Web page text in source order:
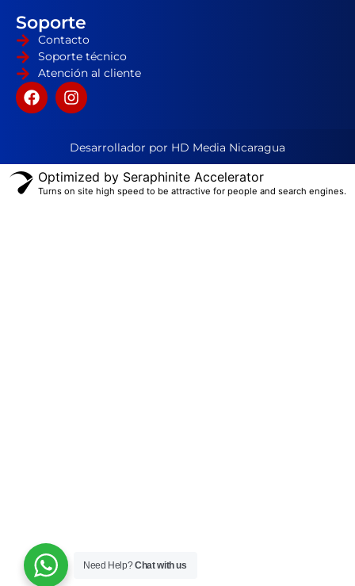
Soporte
Contacto
Soporte técnico
Atención al cliente
Desarrollador por HD Media Nicaragua
Need Help?Chat with us
Optimized by Seraphinite Accelerator
Turns on site high speed to be attractive for people and search engines.